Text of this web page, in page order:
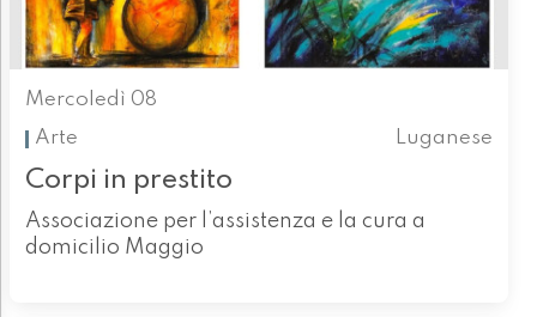
Mercoledì 08
Arte
Luganese
Corpi in prestito
Associazione per l’assistenza e la cura a
domicilio Maggio